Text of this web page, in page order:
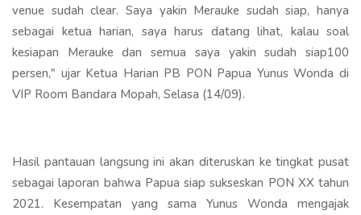
venue sudah clear. Saya yakin Merauke sudah siap, hanya
sebagai ketua harian, saya harus datang lihat, kalau soal
kesiapan Merauke dan semua saya yakin sudah siap100
persen," ujar Ketua Harian PB PON Papua Yunus Wonda di
VIP Room Bandara Mopah, Selasa (14/09).
Hasil pantauan langsung ini akan diteruskan ke tingkat pusat
sebagai laporan bahwa Papua siap sukseskan PON XX tahun
2021. Kesempatan yang sama Yunus Wonda mengajak